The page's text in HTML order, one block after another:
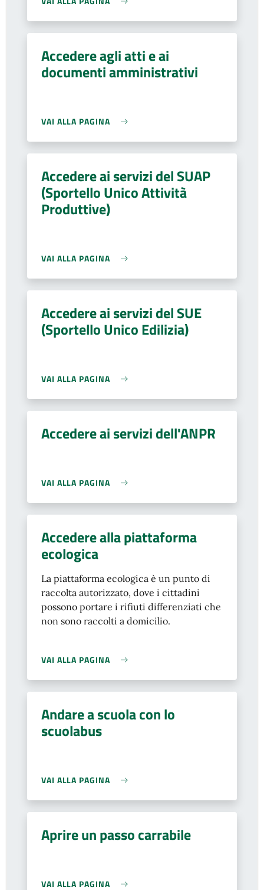
Accedere agli atti e ai
documenti amministrativi
VAI ALLA PAGINA
Accedere ai servizi del SUAP
(Sportello Unico Attività
Produttive)
VAI ALLA PAGINA
Accedere ai servizi del SUE
(Sportello Unico Edilizia)
VAI ALLA PAGINA
Accedere ai servizi dell'ANPR
VAI ALLA PAGINA
Accedere alla piattaforma
ecologica
La piattaforma ecologica è un punto di
raccolta autorizzato, dove i cittadini
possono portare i rifiuti differenziati che
non sono raccolti a domicilio.
VAI ALLA PAGINA
Andare a scuola con lo
scuolabus
VAI ALLA PAGINA
Aprire un passo carrabile
VAI ALLA PAGINA